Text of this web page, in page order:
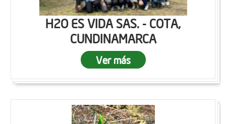
H2O ES VIDA SAS. - COTA,
CUNDINAMARCA
Ver más